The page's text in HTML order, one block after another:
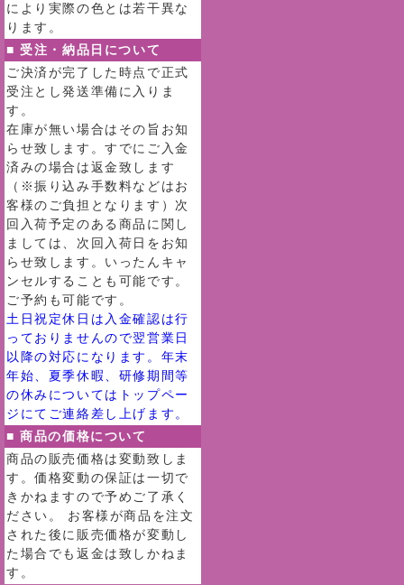
により実際の色とは若干異な
ります。
■ 受注・納品日について
ご決済が完了した時点で正式
受注とし発送準備に入りま
す。
在庫が無い場合はその旨お知
らせ致します。すでにご入金
済みの場合は返金致します
（※振り込み手数料などはお
客様のご負担となります）次
回入荷予定のある商品に関し
ましては、次回入荷日をお知
らせ致します。いったんキャ
ンセルすることも可能です。
ご予約も可能です。
土日祝定休日は入金確認は行
っておりませんので翌営業日
以降の対応になります。年末
年始、夏季休暇、研修期間等
の休みについてはトップペー
ジにてご連絡差し上げます。
■ 商品の価格について
商品の販売価格は変動致しま
す。価格変動の保証は一切で
きかねますので予めご了承く
ださい。 お客様が商品を注文
された後に販売価格が変動し
た場合でも返金は致しかねま
す。